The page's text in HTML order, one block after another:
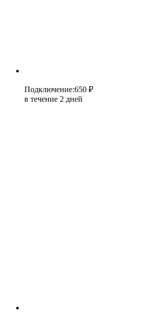
Подключение:650 ₽
в течение 2 дней